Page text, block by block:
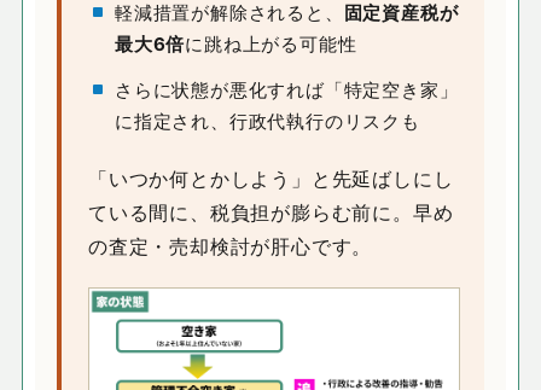
軽減措置が解除されると、 固定資産税が
最大6倍に跳ね上がる可能性
さらに状態が悪化すれば「特定空き家」
に指定され、行政代執行のリスクも
「いつか何とかしよう」と先延ばしにし
ている間に、税負担が膨らむ前に。早め
の査定・売却検討が肝心です。